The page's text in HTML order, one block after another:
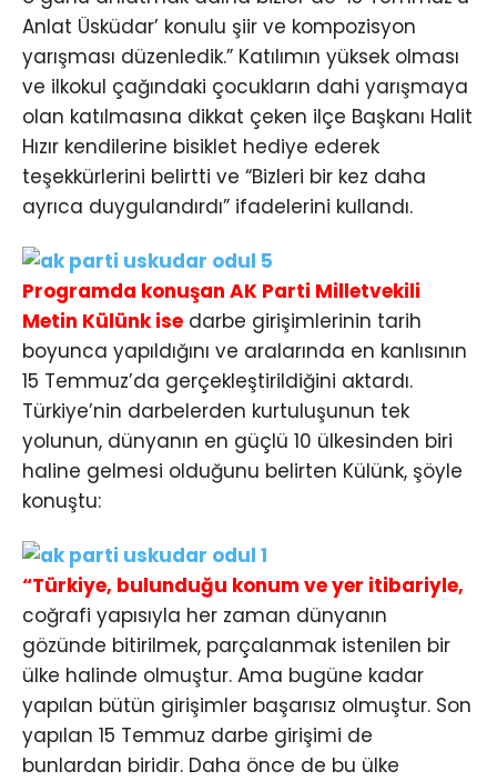
Anlat Üsküdar’ konulu şiir ve kompozisyon
yarışması düzenledik.” Katılımın yüksek olması
ve ilkokul çağındaki çocukların dahi yarışmaya
olan katılmasına dikkat çeken ilçe Başkanı Halit
Hızır kendilerine bisiklet hediye ederek
teşekkürlerini belirtti ve “Bizleri bir kez daha
ayrıca duygulandırdı” ifadelerini kullandı.
Programda konuşan AK Parti Milletvekili
Metin Külünk ise darbe girişimlerinin tarih
boyunca yapıldığını ve aralarında en kanlısının
15 Temmuz’da gerçekleştirildiğini aktardı.
Türkiye’nin darbelerden kurtuluşunun tek
yolunun, dünyanın en güçlü 10 ülkesinden biri
haline gelmesi olduğunu belirten Külünk, şöyle
konuştu:
“Türkiye, bulunduğu konum ve yer itibariyle,
coğrafi yapısıyla her zaman dünyanın
gözünde bitirilmek, parçalanmak istenilen bir
ülke halinde olmuştur. Ama bugüne kadar
yapılan bütün girişimler başarısız olmuştur. Son
yapılan 15 Temmuz darbe girişimi de
bunlardan biridir. Daha önce de bu ülke